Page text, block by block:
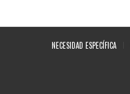
NECESIDAD ESPECÍFICA